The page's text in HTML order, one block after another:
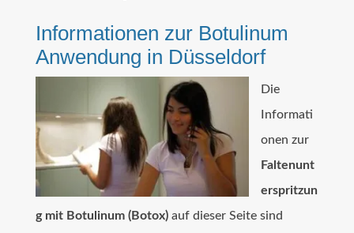
Informationen zur Botulinum
Anwendung in Düsseldorf
Die
Informati
onen zur
Faltenunt
erspritzun
g mit Botulinum (Botox)auf dieser Seite sind